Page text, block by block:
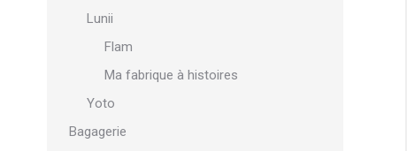
Lunii
Flam
Ma fabrique à histoires
Yoto
Bagagerie